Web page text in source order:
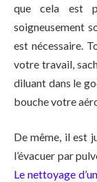
que cela est
soigneusement
est nécessaire.
votre travail,
diluant dans le
bouche votre
De même, il est
l’évacuer par
Le nettoyage